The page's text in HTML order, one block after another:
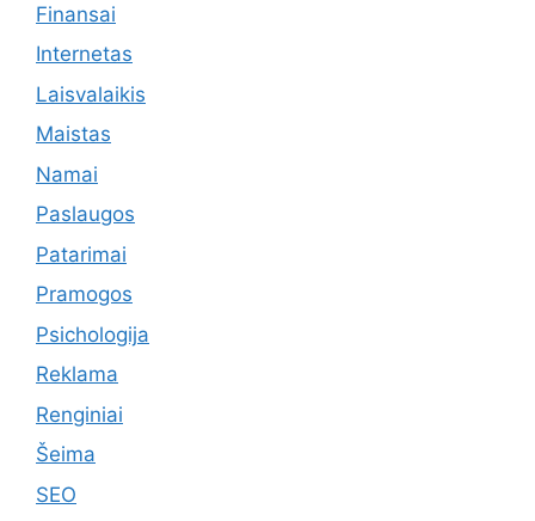
Finansai
Internetas
Laisvalaikis
Maistas
Namai
Paslaugos
Patarimai
Pramogos
Psichologija
Reklama
Renginiai
Šeima
SEO